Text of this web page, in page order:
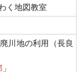
く地図教室
川地の利用（長良